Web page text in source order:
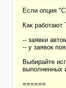
Если опция
Как работают
-- заявки
-- у заявок
Выбирайте
выполненных
======